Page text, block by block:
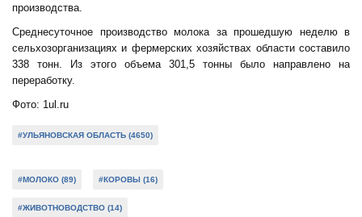
производства.
Среднесуточное производство молока за прошедшую неделю в
сельхозорганизациях и фермерских хозяйствах области составило
338 тонн. Из этого объема 301,5 тонны было направлено на
переработку.
Фото: 1ul.ru
#УЛЬЯНОВСКАЯ ОБЛАСТЬ (4650)
#МОЛОКО (89) #КОРОВЫ (16)
#ЖИВОТНОВОДСТВО (14)